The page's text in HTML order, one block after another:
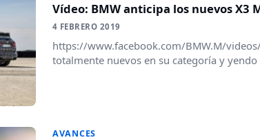
Vídeo: BMW anticipa los nuevos X3
4 FEBRERO 2019
https://www.facebook.com/BMW.M/
totalmente nuevos en su categoría y
AVANCES